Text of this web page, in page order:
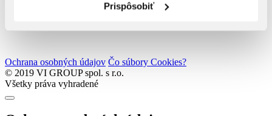
Prispôsobiť
Ochrana osobných údajov Čo súbory Cookies?
© 2019 VI GROUP spol. s r.o.
Všetky práva vyhradené